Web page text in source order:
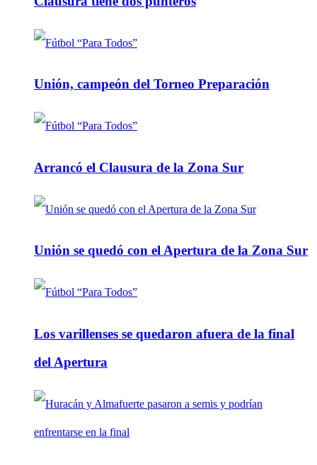
Unión, campeón del Torneo Preparación
Arrancó el Clausura de la Zona Sur
Unión se quedó con el Apertura de la Zona Sur
Los varillenses se quedaron afuera de la final
del Apertura